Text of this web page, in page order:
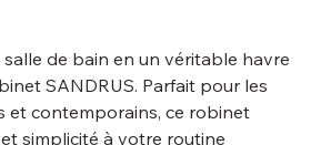
de bain en un véritable havre
SANDRUS. Parfait pour les
et contemporains, ce robinet
simplicité à votre routine